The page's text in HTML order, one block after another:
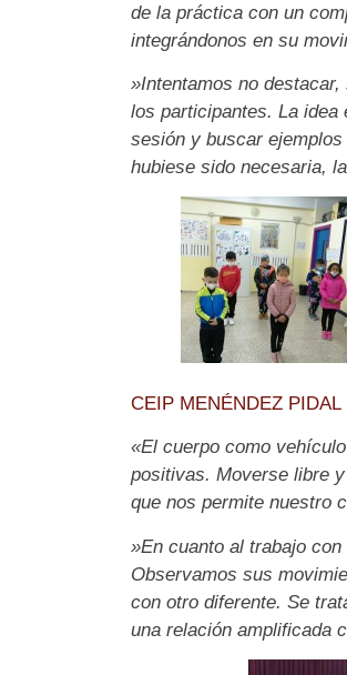
de la práctica con un
integrándonos en su
»Intentamos no
los participantes. La idea
sesión y buscar
hubiese sido necesaria,
CEIP MENÉNDEZ PIDAL
«El cuerpo como
positivas. Moverse libre
que nos permite nuestro
»En cuanto al trabajo
Observamos sus
con otro diferente. Se
una relación amplificada